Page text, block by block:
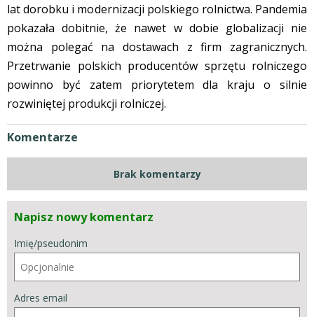
lat dorobku i modernizacji polskiego rolnictwa. Pandemia
pokazała dobitnie, że nawet w dobie globalizacji nie
można polegać na dostawach z firm zagranicznych.
Przetrwanie polskich producentów sprzętu rolniczego
powinno być zatem priorytetem dla kraju o silnie
rozwiniętej produkcji rolniczej.
Komentarze
Brak komentarzy
Napisz nowy komentarz
Imię/pseudonim
Adres email